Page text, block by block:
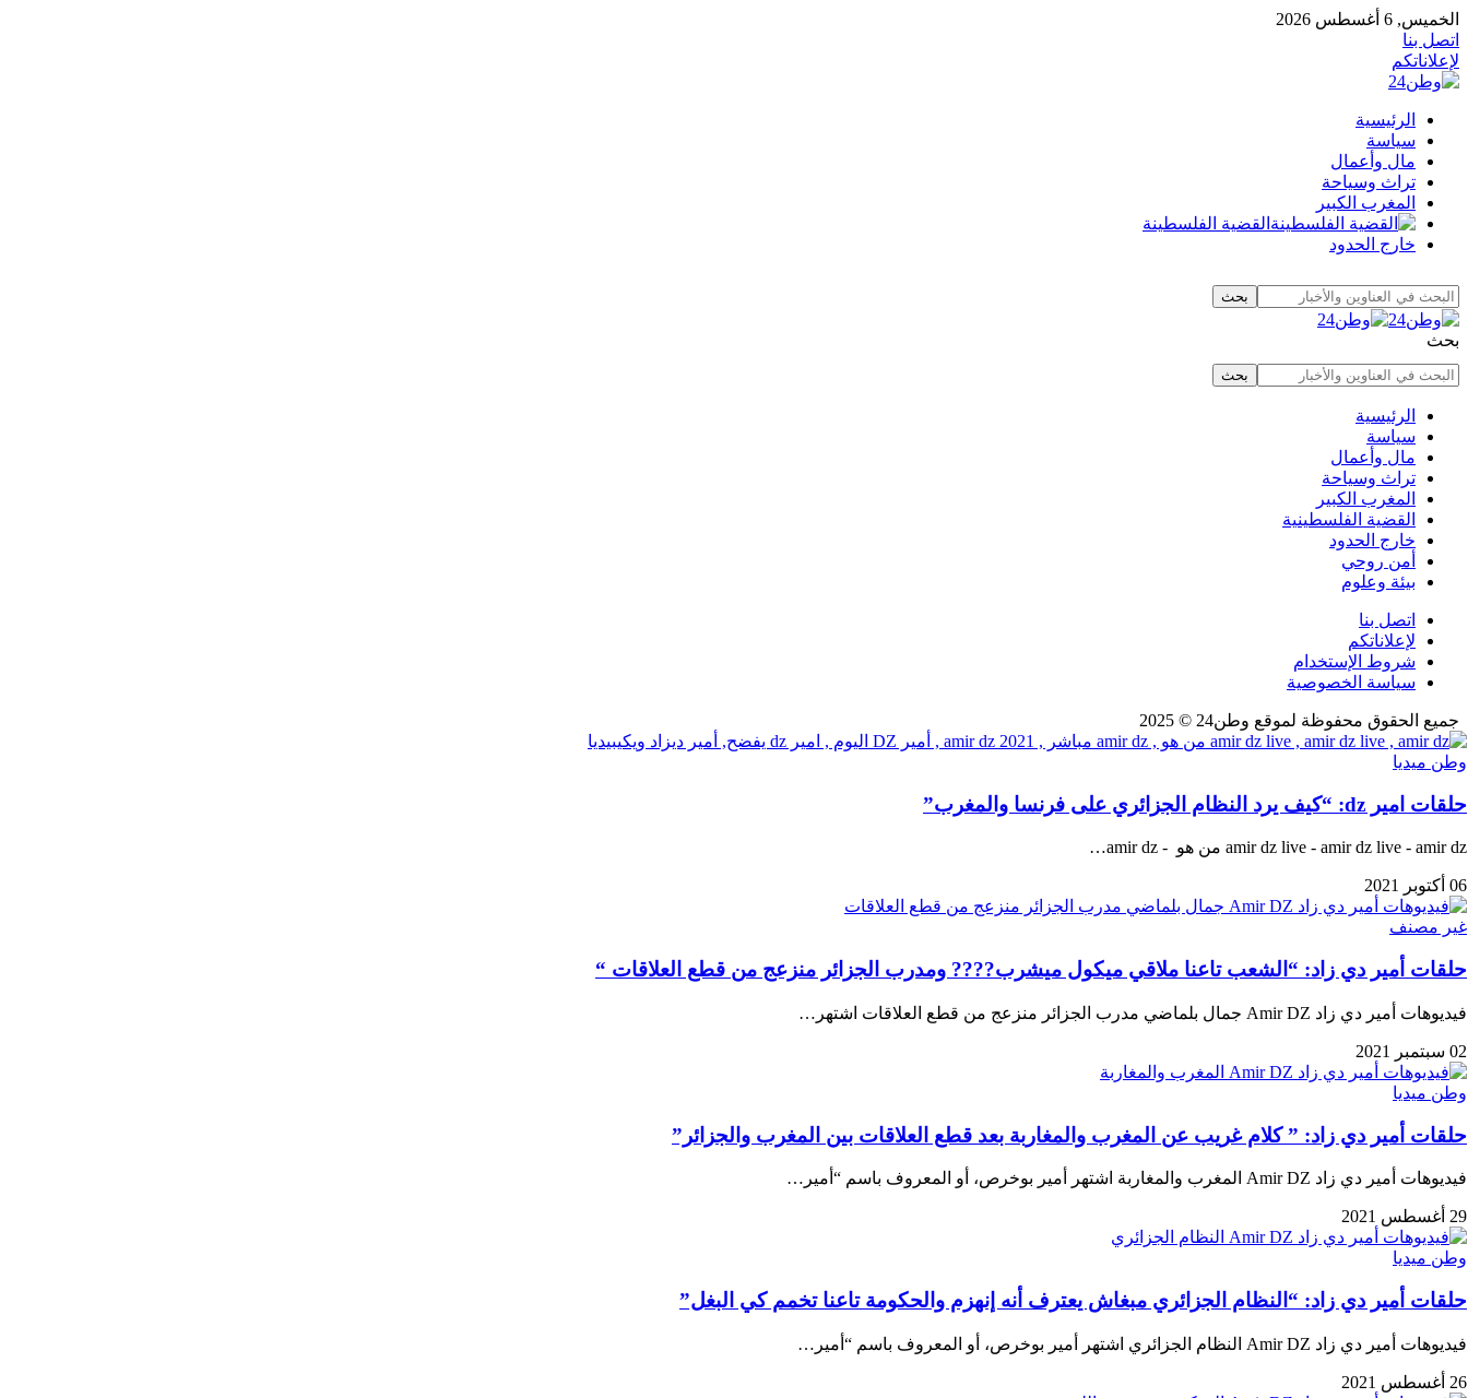
الخميس, 6 أغسطس 2026
اتصل بنا
لإعلاناتكم
الرئيسية
سياسة
مال وأعمال
تراث وسياحة
المغرب الكبير
القضية الفلسطينة
خارج الحدود
بحث
الرئيسية
سياسة
مال وأعمال
تراث وسياحة
المغرب الكبير
القضية الفلسطينية
خارج الحدود
أمن روحي
بيئة وعلوم
اتصل بنا
لإعلاناتكم
شروط الإستخدام
سياسة الخصوصية
جميع الحقوق محفوظة لموقع وطن24 © 2025
وطن ميديا
حلقات امير dz: “كيف يرد النظام الجزائري على فرنسا والمغرب”
amir dz live - amir dz live - amir dz من هو - amir dz…
06 أكتوبر 2021
غير مصنف
حلقات أمير دي زاد: “الشعب تاعنا ملاقي ميكول ميشرب???? ومدرب الجزائر منزعج من قطع العلاقات “
فيديوهات أمير دي زاد Amir DZ جمال بلماضي مدرب الجزائر منزعج من قطع العلاقات اشتهر…
02 سبتمبر 2021
وطن ميديا
حلقات أمير دي زاد: ” كلام غريب عن المغرب والمغاربة بعد قطع العلاقات بين المغرب والجزائر”
فيديوهات أمير دي زاد Amir DZ المغرب والمغاربة اشتهر أمير بوخرص، أو المعروف باسم “أمير…
29 أغسطس 2021
وطن ميديا
حلقات أمير دي زاد: “النظام الجزائري مبغاش يعترف أنه إنهزم والحكومة تاعنا تخمم كي البغل”
فيديوهات أمير دي زاد Amir DZ النظام الجزائري اشتهر أمير بوخرص، أو المعروف باسم “أمير…
26 أغسطس 2021